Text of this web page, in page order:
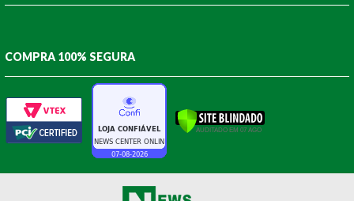
COMPRA 100% SEGURA